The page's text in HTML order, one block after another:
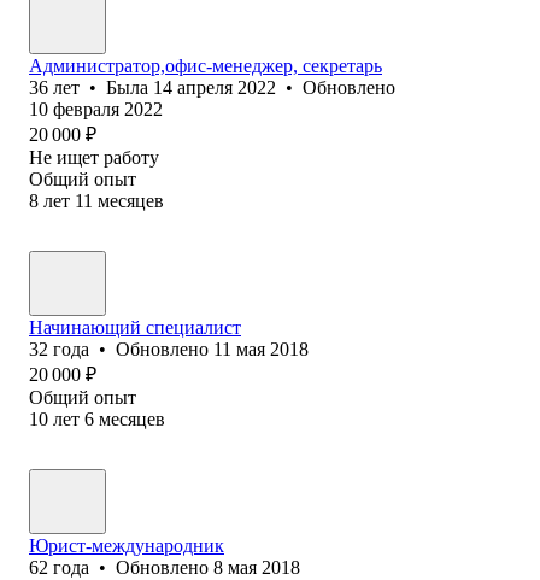
Администратор,офис-менеджер, секретарь
36 лет • Была 14 апреля 2022 • Обновлено
10 февраля 2022
20 000 ₽
Не ищет работу
Общий опыт
8 лет 11 месяцев
Начинающий специалист
32 года • Обновлено 11 мая 2018
20 000 ₽
Общий опыт
10 лет 6 месяцев
Юрист-международник
62 года • Обновлено 8 мая 2018